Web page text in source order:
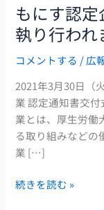
もにす認
執り行われ
コメントする /広
2021年3月30日（
業 認定通知書交
業とは、厚生労働
る取り組みなどの
業 […]
式
が
執
り
行
わ
れ
ま
し
続きを読む »